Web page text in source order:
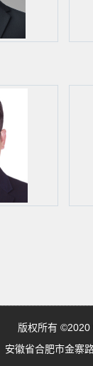
版权所有 ©2020
安徽省合肥市金寨